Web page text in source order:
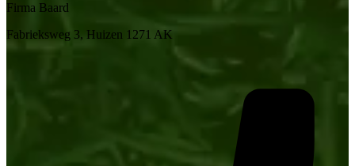
Firma Baard
Fabrieksweg 3, Huizen 1271 AK